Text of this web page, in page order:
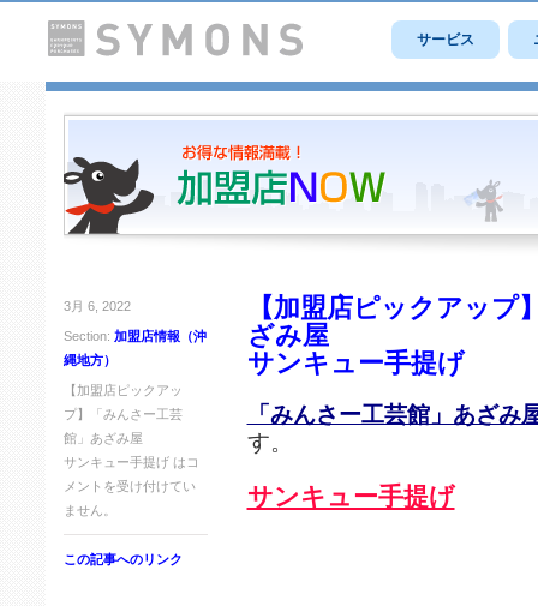
サービス
3月 6, 2022
Section: 加盟店情報（沖
縄地方）
【加盟店ピックアッ
プ】「みんさー工芸
館」あざみ屋
サンキュー手提げ は コ
メントを受け付けてい
ません。
この記事へのリンク
【加盟店ピックアップ
ざみ屋
サンキュー手提げ
「みんさー工芸館」あざみ
す。
サンキュー手提げ